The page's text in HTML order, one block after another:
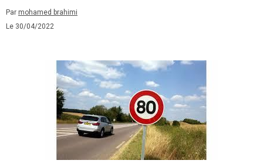
Par mohamed brahimi
Le 30/04/2022